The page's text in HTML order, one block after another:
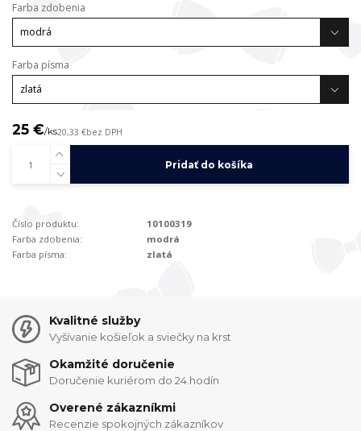
Farba zdobenia
Farba písma
25 €/ks20,33 €bez DPH
Pridať do košíka
Číslo produktu:
10100319
Farba zdobenia:
modrá
Farba písma:
zlatá
Kvalitné služby
Vyšívanie košieľok a sviečky na krst
Okamžité doručenie
Doručenie kuriérom do 24.hodín
Overené zákazníkmi
Recenzie spokojných zákazníkov